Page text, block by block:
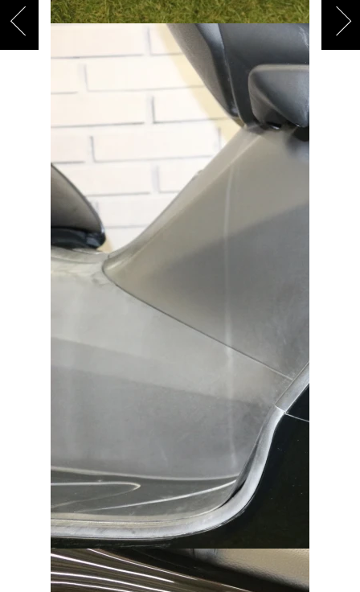
お客様のご希望に沿ったお見積もりを作
成することも可能です！
是非、「お問い合わせ・来店予約」ボタ
ンよりお気軽にご依頼ください。